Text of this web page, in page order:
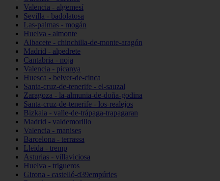
Valencia - algemesí
Sevilla - badolatosa
Las-palmas - mogán
Huelva - almonte
Albacete - chinchilla-de-monte-aragón
Madrid - alpedrete
Cantabria - noja
Valencia - picanya
Huesca - belver-de-cinca
Santa-cruz-de-tenerife - el-sauzal
Zaragoza - la-almunia-de-doña-godina
Santa-cruz-de-tenerife - los-realejos
Bizkaia - valle-de-trápaga-trapagaran
Madrid - valdemorillo
Valencia - manises
Barcelona - terrassa
Lleida - tremp
Asturias - villaviciosa
Huelva - trigueros
Girona - castelló-d39empúries